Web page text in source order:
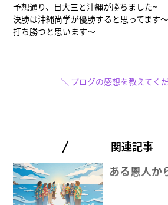
予想通り、日大三と沖縄が勝ちました~
決勝は沖縄尚学が優勝すると思ってます～
打ち勝つと思います～
＼ ブログの感想を教えてく
関連記事
ある恩人か